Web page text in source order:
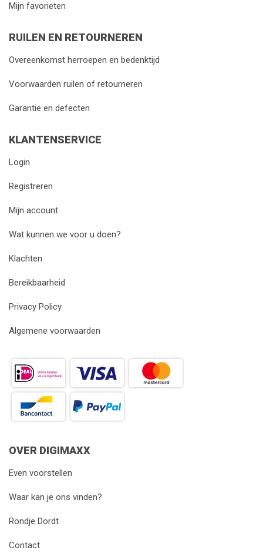
Mijn favorieten
RUILEN EN RETOURNEREN
Overeenkomst herroepen en bedenktijd
Voorwaarden ruilen of retourneren
Garantie en defecten
KLANTENSERVICE
Login
Registreren
Mijn account
Wat kunnen we voor u doen?
Klachten
Bereikbaarheid
Privacy Policy
Algemene voorwaarden
OVER DIGIMAXX
Even voorstellen
Waar kan je ons vinden?
Rondje Dordt
Contact